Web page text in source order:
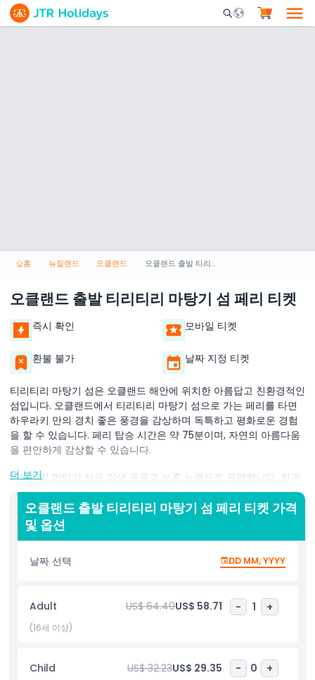
Mobile Search
홈 뉴질랜드 오클랜드 오클랜드 출발 티리티리 마탕기 섬 페리 티켓
오클랜드 출발 티리티리 마탕기 섬 페리 티켓
즉시 확인 모바일 티켓
환불 불가 날짜 지정 티켓
티리티리 마탕기 섬은 오클랜드 해안에 위치한 아름답고 친환경적인
섬입니다. 오클랜드에서 티리티리 마탕기 섬으로 가는 페리를 타면
하우라키 만의 경치 좋은 풍경을 감상하며 독특하고 평화로운 경험
을 할 수 있습니다. 페리 탑승 시간은 약 75분이며, 자연의 아름다움
을 편안하게 감상할 수 있습니다.
티리티리 마탕기 섬은 야생 동물과 보존 노력으로 유명합니다. 희귀
하고 멸종 위기 새들이 서식하는 곳으로 자연 애호가들에게 꼭 방문
해야 할 명소입니다. 섬을 탐험하면서 무성한 숲과 경치 좋은 길을
따라 안내가 있는 산책을 즐길 수 있습니다.
완벽한 섬입니다. 오클랜드에서 출발하는 페리 티켓으로 이 놀라운
보든, 티리티리 마탕기 섬은 모두에게 특별한 무언가를 제공합니다.
더 보기
오클랜드 출발 티리티리 마탕기 섬 페리 티켓 가격
및 옵션
날짜 선택 DD MM, YYYY
Adult US$ 64.40US$ 58.71 - 1 +
(16세 이상)
Child US$ 32.23US$ 29.35 - 0 +